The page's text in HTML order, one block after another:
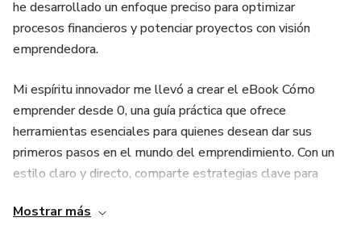
he desarrollado un enfoque preciso para optimizar
procesos financieros y potenciar proyectos con visión
emprendedora.
Mi espíritu innovador me llevó a crear el eBook Cómo
emprender desde 0, una guía práctica que ofrece
herramientas esenciales para quienes desean dar sus
primeros pasos en el mundo del emprendimiento. Con un
estilo claro y directo, comparte estrategias clave para
habilidad para estructurar contenido valioso y accesible.
Mostrar más